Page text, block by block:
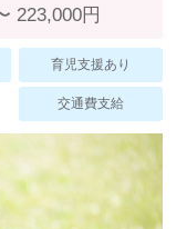
ちら
ラム
ついて
223,000円
育児支援あり
交通費支給